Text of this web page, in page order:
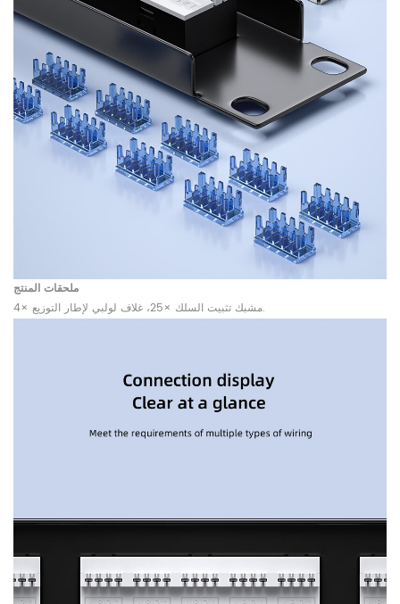
ملحقات المنتج
مشبك تثبيت السلك ×25، غلاف لولبي لإطار التوزيع ×4.